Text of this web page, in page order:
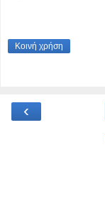
Κοινή χρήση
‹